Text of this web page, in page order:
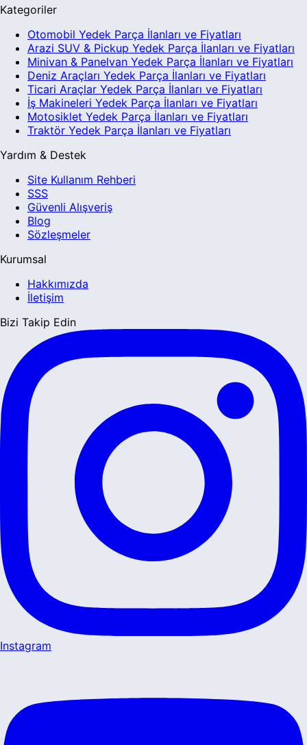
Kategoriler
Otomobil Yedek Parça İlanları ve Fiyatları
Arazi SUV & Pickup Yedek Parça İlanları ve Fiyatları
Minivan & Panelvan Yedek Parça İlanları ve Fiyatları
Deniz Araçları Yedek Parça İlanları ve Fiyatları
Ticari Araçlar Yedek Parça İlanları ve Fiyatları
İş Makineleri Yedek Parça İlanları ve Fiyatları
Motosiklet Yedek Parça İlanları ve Fiyatları
Traktör Yedek Parça İlanları ve Fiyatları
Yardım & Destek
Site Kullanım Rehberi
SSS
Güvenli Alışveriş
Blog
Sözleşmeler
Kurumsal
Hakkımızda
İletişim
Bizi Takip Edin
Instagram